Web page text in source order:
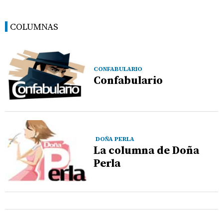
COLUMNAS
CONFABULARIO
Confabulario
DOÑA PERLA
La columna de Doña
Perla